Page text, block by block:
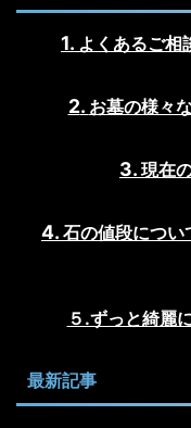
よくあるご相
お墓の様々
現在
石の値段につい
５.ずっと綺麗
最新記事